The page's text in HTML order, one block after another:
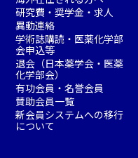
研究費・奨学金・求人
異動連絡
学術誌購読・医薬化学部
会申込等
退会（日本薬学会・医薬
化学部会）
有功会員・名誉会員
賛助会員一覧
新会員システムへの移行
について